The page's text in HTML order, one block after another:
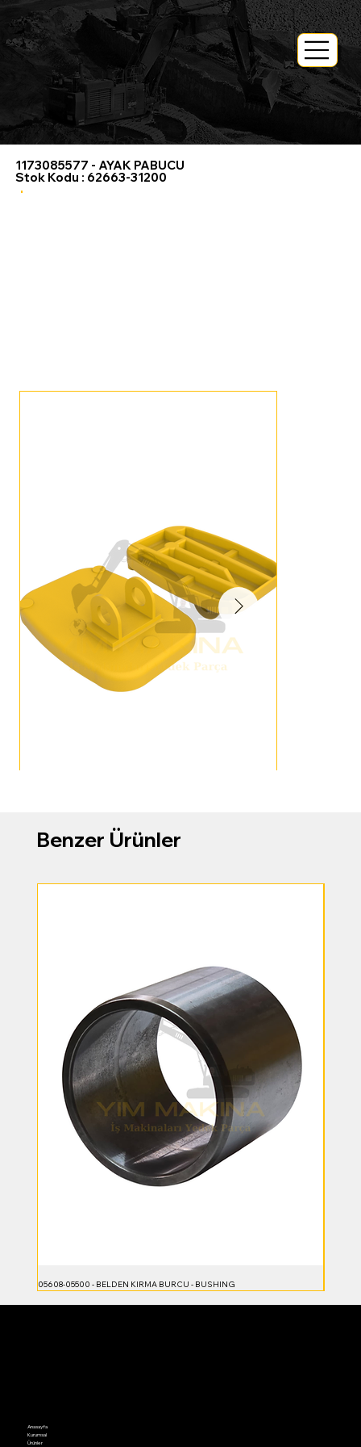
> Tüm Ürünler>
1173085577 - AYAK PABUCU
Stok Kodu : 62663-31200
Benzer Ürünler
05608-05500 - BELDEN KIRMA BURCU - BUSHING
Anasayfa
Kurumsal
Ürünler